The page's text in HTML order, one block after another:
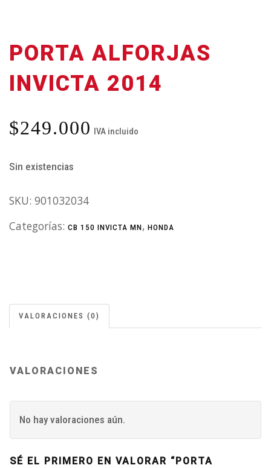
PORTA ALFORJAS
INVICTA 2014
$249.000 IVA incluido
Sin existencias
SKU: 901032034
Categorías: CB 150 INVICTA MN, HONDA
VALORACIONES (0)
VALORACIONES
No hay valoraciones aún.
SÉ EL PRIMERO EN VALORAR “PORTA